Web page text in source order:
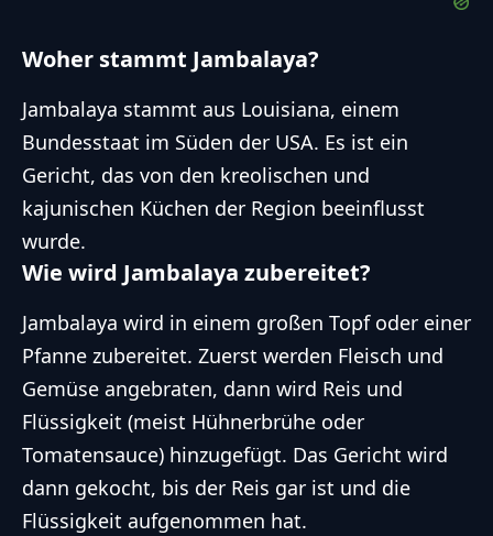
Woher stammt Jambalaya?
Jambalaya stammt aus Louisiana, einem
Bundesstaat im Süden der USA. Es ist ein
Gericht, das von den kreolischen und
kajunischen Küchen der Region beeinflusst
wurde.
Wie wird Jambalaya zubereitet?
Jambalaya wird in einem großen Topf oder einer
Pfanne zubereitet. Zuerst werden Fleisch und
Gemüse angebraten, dann wird Reis und
Flüssigkeit (meist Hühnerbrühe oder
Tomatensauce) hinzugefügt. Das Gericht wird
dann gekocht, bis der Reis gar ist und die
Flüssigkeit aufgenommen hat.